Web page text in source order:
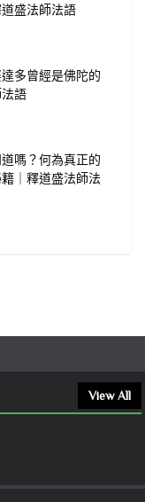
道盛法師法語
達多曾經是佛陀的
語
道嗎？何為真正的
｜釋道盛法師法
View All